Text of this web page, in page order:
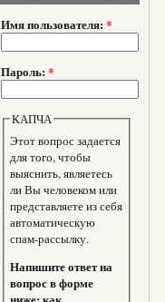
Имя пользователя: *
Пароль: *
КАПЧА
Этот вопрос задается
для того, чтобы
выяснить, являетесь
ли Вы человеком или
представляете из себя
автоматическую
спам-рассылку.
Напишите ответ на
вопрос в форме